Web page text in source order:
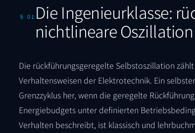
§ 01 Die Ingenieurklasse:
nichtlineare Oszillation
Die rückführungsgeregelte Selbstoszillation
Verhaltensweisen der Elektrotechnik. Ein
Grenzzyklus her, wenn die geregelte
Energiebudgets unter definierten
Verhalten beschreibt, ist klassisch und